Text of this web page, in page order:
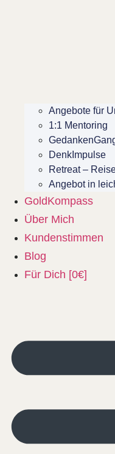
Angebote für
1:1 Mentoring
DenkImpulse
Retreat –
Angebot in
GoldKompass
Über Mich
Kundenstimmen
Blog
Für Dich [0€]